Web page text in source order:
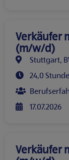
Verkäufer
(m/w/d)
Stuttgart,
24,0
17.07.2026
Verkäufer